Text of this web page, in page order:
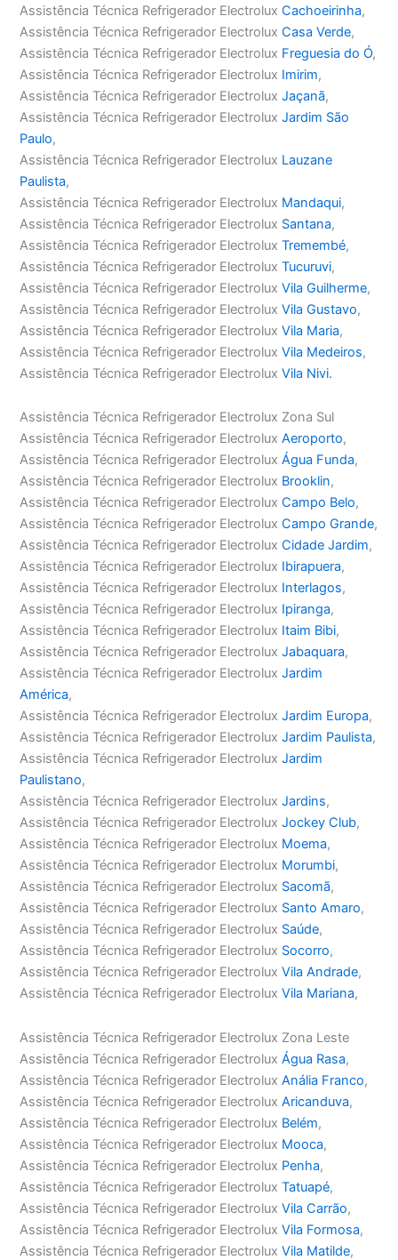
Assistência Técnica Refrigerador ElectroluxCachoeirinha,
Assistência Técnica Refrigerador ElectroluxCasa Verde,
Assistência Técnica Refrigerador Electrolux Freguesia do Ó,
Assistência Técnica Refrigerador Electrolux Imirim,
Assistência Técnica Refrigerador ElectroluxJaçanã,
Assistência Técnica Refrigerador ElectroluxJardim São
Paulo,
Assistência Técnica Refrigerador Electrolux Lauzane
Paulista,
Assistência Técnica Refrigerador Electrolux Mandaqui,
Assistência Técnica Refrigerador Electrolux Santana,
Assistência Técnica Refrigerador ElectroluxTremembé,
Assistência Técnica Refrigerador ElectroluxTucuruvi,
Assistência Técnica Refrigerador ElectroluxVila Guilherme,
Assistência Técnica Refrigerador ElectroluxVila Gustavo,
Assistência Técnica Refrigerador ElectroluxVila Maria,
Assistência Técnica Refrigerador ElectroluxVila Medeiros,
Assistência Técnica Refrigerador ElectroluxVila Nivi.
Assistência Técnica Refrigerador Electrolux Zona Sul
Assistência Técnica Refrigerador ElectroluxAeroporto,
Assistência Técnica Refrigerador ElectroluxÁgua Funda,
Assistência Técnica Refrigerador Electrolux Brooklin,
Assistência Técnica Refrigerador ElectroluxCampo Belo,
Assistência Técnica Refrigerador ElectroluxCampo Grande,
Assistência Técnica Refrigerador ElectroluxCidade Jardim,
Assistência Técnica Refrigerador Electrolux Ibirapuera,
Assistência Técnica Refrigerador Electrolux Interlagos,
Assistência Técnica Refrigerador Electrolux Ipiranga,
Assistência Técnica Refrigerador Electrolux Itaim Bibi,
Assistência Técnica Refrigerador ElectroluxJabaquara,
Assistência Técnica Refrigerador ElectroluxJardim
América,
Assistência Técnica Refrigerador ElectroluxJardim Europa,
Assistência Técnica Refrigerador ElectroluxJardim Paulista,
Assistência Técnica Refrigerador ElectroluxJardim
Paulistano,
Assistência Técnica Refrigerador ElectroluxJardins,
Assistência Técnica Refrigerador ElectroluxJockey Club,
Assistência Técnica Refrigerador Electrolux Moema,
Assistência Técnica Refrigerador Electrolux Morumbi,
Assistência Técnica Refrigerador Electrolux Sacomã,
Assistência Técnica Refrigerador Electrolux Santo Amaro,
Assistência Técnica Refrigerador Electrolux Saúde,
Assistência Técnica Refrigerador Electrolux Socorro,
Assistência Técnica Refrigerador ElectroluxVila Andrade,
Assistência Técnica Refrigerador ElectroluxVila Mariana,
Assistência Técnica Refrigerador Electrolux Zona Leste
Assistência Técnica Refrigerador ElectroluxÁgua Rasa,
Assistência Técnica Refrigerador ElectroluxAnália Franco,
Assistência Técnica Refrigerador ElectroluxAricanduva,
Assistência Técnica Refrigerador Electrolux Belém,
Assistência Técnica Refrigerador Electrolux Mooca,
Assistência Técnica Refrigerador Electrolux Penha,
Assistência Técnica Refrigerador ElectroluxTatuapé,
Assistência Técnica Refrigerador ElectroluxVila Carrão,
Assistência Técnica Refrigerador ElectroluxVila Formosa,
Assistência Técnica Refrigerador ElectroluxVila Matilde,